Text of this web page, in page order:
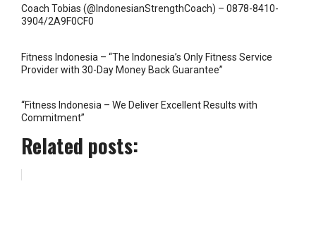
Coach Tobias (@IndonesianStrengthCoach) – 0878-8410-
3904/2A9F0CF0
Fitness Indonesia – “The Indonesia’s Only Fitness Service
Provider with 30-Day Money Back Guarantee”
“Fitness Indonesia – We Deliver Excellent Results with
Commitment”
Related posts: